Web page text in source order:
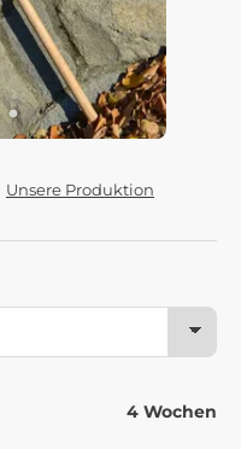
Unsere Produktion
4 Wochen